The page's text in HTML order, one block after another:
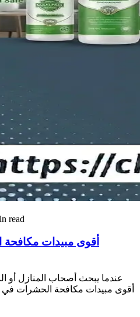
read
أقوى مبيدات
أقوى مبيدات مكافحة الحشرات في